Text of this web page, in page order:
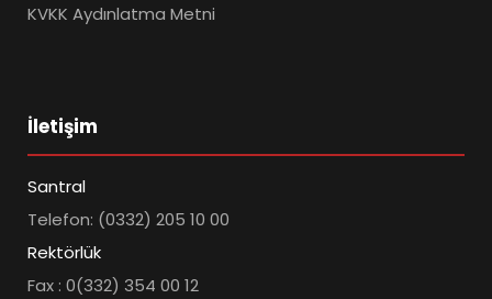
KVKK Aydınlatma Metni
İletişim
Santral
Telefon: (0332) 205 10 00
Rektörlük
Fax : 0(332) 354 00 12